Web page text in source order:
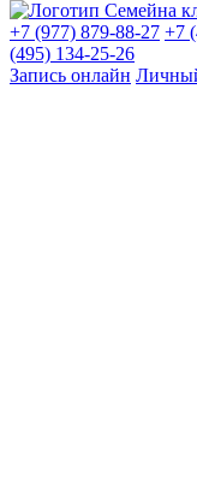
+7 (977) 879-88-27 +7
(495) 134-25-26
Запись онлайн